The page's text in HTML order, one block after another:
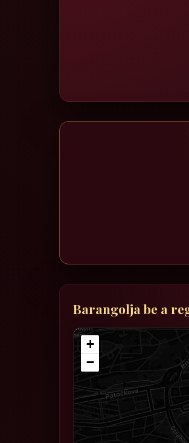
Barangolja be a
+
−